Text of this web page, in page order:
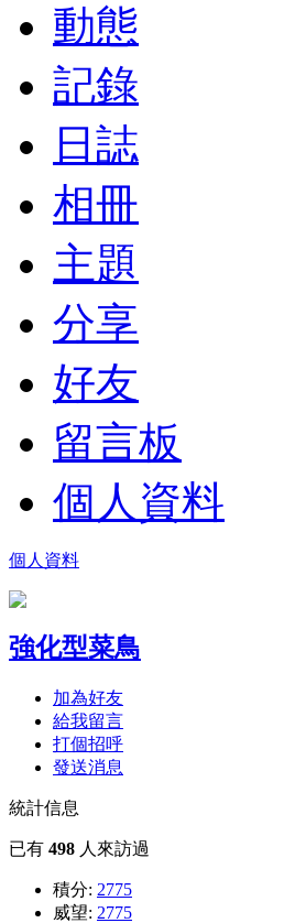
動態
記錄
日誌
相冊
主題
分享
好友
留言板
個人資料
個人資料
強化型菜鳥
加為好友
給我留言
打個招呼
發送消息
統計信息
已有 498 人來訪過
積分: 2775
威望: 2775